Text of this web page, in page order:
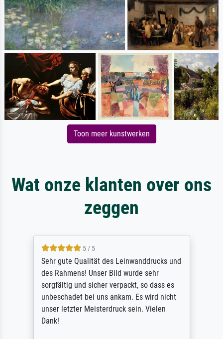
Toon meer kunstwerken
Wat onze klanten over ons
zeggen
5 / 5
Sehr gute Qualität des Leinwanddrucks und
des Rahmens! Unser Bild wurde sehr
sorgfältig und sicher verpackt, so dass es
unbeschadet bei uns ankam. Es wird nicht
unser letzter Meisterdruck sein. Vielen
Dank!